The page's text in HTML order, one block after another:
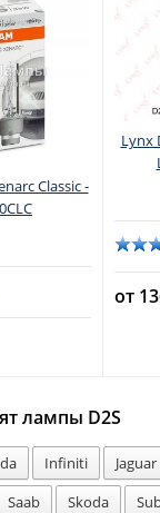
Classic -
Lynx
от
лампы D2S
Infiniti
Jaguar
Saab Skoda